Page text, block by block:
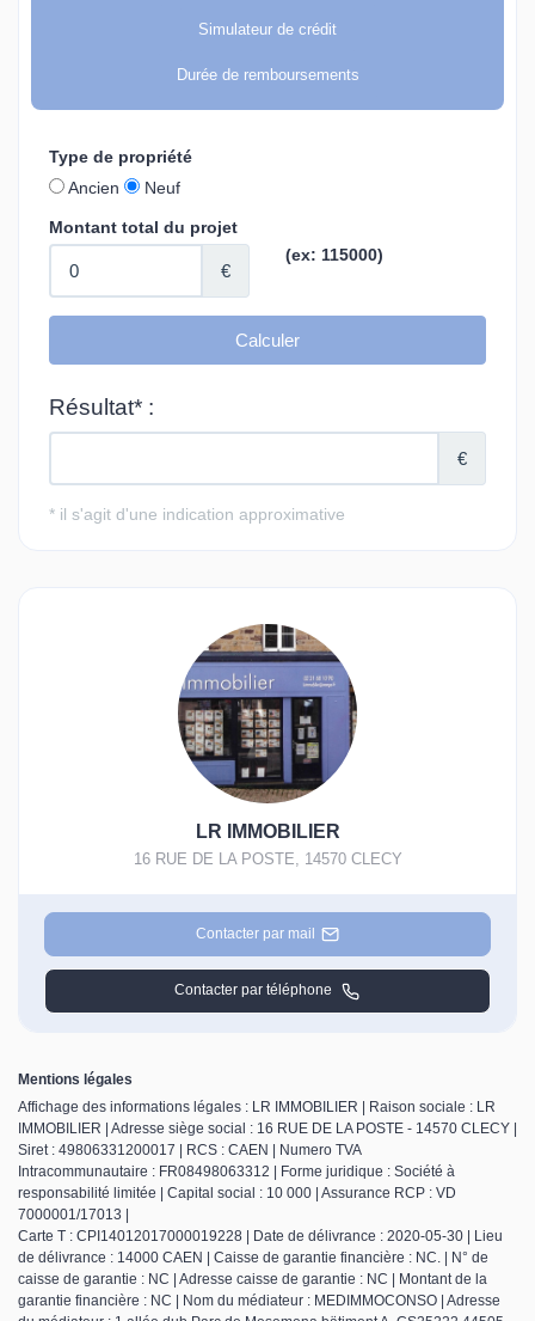
Simulateur de crédit
Durée de remboursements
LR IMMOBILIER
16 RUE DE LA POSTE 14570 CLECY
Contacter par mail
Contacter par téléphone
Mentions légales
Affichage des informations légales : LR IMMOBILIER | Raison sociale : LR
IMMOBILIER | Adresse siège social : 16 RUE DE LA POSTE - 14570 CLECY |
Siret : 49806331200017 | RCS : CAEN | Numero TVA
Intracommunautaire : FR08498063312 | Forme juridique : Société à
responsabilité limitée | Capital social : 10 000 | Assurance RCP : VD
7000001/17013 |
Carte T : CPI14012017000019228 | Date de délivrance : 2020-05-30 | Lieu
de délivrance : 14000 CAEN | Caisse de garantie financière : NC. | N° de
caisse de garantie : NC | Adresse caisse de garantie : NC | Montant de la
garantie financière : NC | Nom du médiateur : MEDIMMOCONSO | Adresse